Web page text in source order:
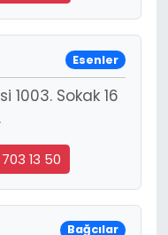
Esenler
1003. Sokak 16
13 50
Bağcılar